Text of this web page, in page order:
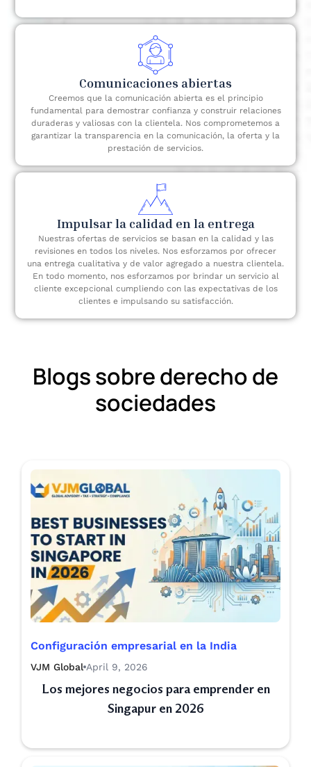
Comunicaciones abiertas
Creemos que la comunicación abierta es el principio
fundamental para demostrar confianza y construir relaciones
duraderas y valiosas con la clientela. Nos comprometemos a
garantizar la transparencia en la comunicación, la oferta y la
prestación de servicios.
Impulsar la calidad en la entrega
Nuestras ofertas de servicios se basan en la calidad y las
revisiones en todos los niveles. Nos esforzamos por ofrecer
una entrega cualitativa y de valor agregado a nuestra clientela.
En todo momento, nos esforzamos por brindar un servicio al
cliente excepcional cumpliendo con las expectativas de los
clientes e impulsando su satisfacción.
Blogs sobre derecho de
sociedades
Configuración empresarial en la India
VJM Global April 9, 2026
Los mejores negocios para emprender en
Singapur en 2026